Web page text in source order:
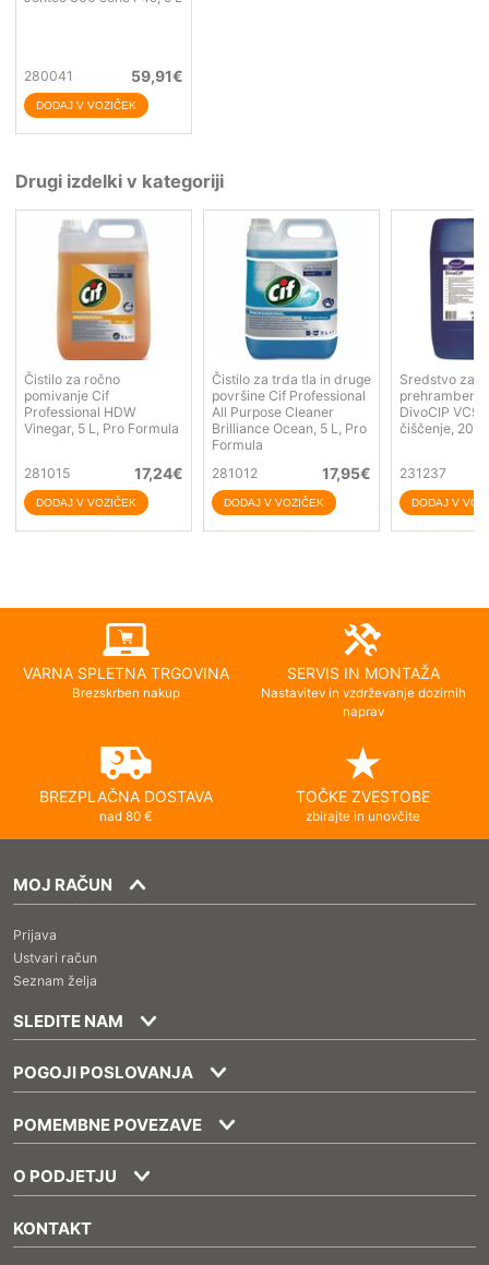
280041 59,91€
Drugi izdelki v kategoriji
Čistilo za ročno
pomivanje Cif
Professional HDW
Vinegar, 5 L, Pro Formula
281015 17,24€
Čistilo za trda tla in druge
površine Cif Professional
All Purpose Cleaner
Brilliance Ocean, 5 L, Pro
Formula
281012
17,95€
Sredstvo za
prehrambeno
DivoCIP
čiščenje, 20 L
231237
VARNA SPLETNA TRGOVINA
Brezskrben nakup
SERVIS IN MONTAŽA
Nastavitev in vzdrževanje dozirnih
naprav
BREZPLAČNA DOSTAVA
nad 80 €
TOČKE ZVESTOBE
zbirajte in unovčite
MOJ RAČUN
Prijava
Ustvari račun
Seznam želja
SLEDITE NAM
POGOJI POSLOVANJA
POMEMBNE POVEZAVE
O PODJETJU
KONTAKT